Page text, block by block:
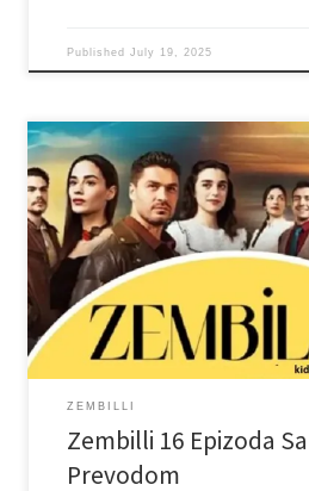
PublishedJuly 19, 2025
ZEMBILLI
Zembilli 16 Epizoda Sa
Prevodom